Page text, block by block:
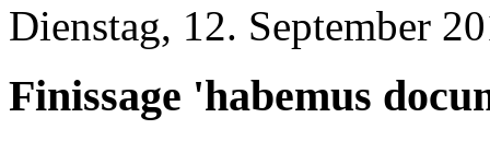
Dienstag, 12. September
Finissage 'habemus